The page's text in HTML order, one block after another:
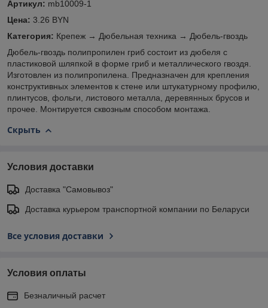
Артикул: mb10009-1
Цена: 3.26 BYN
Категория: Крепеж → Дюбельная техника → Дюбель-гвоздь
Дюбель-гвоздь полипропилен гриб состоит из дюбеля с
пластиковой шляпкой в форме гриб и металлического гвоздя.
Изготовлен из полипропилена. Предназначен для крепления
конструктивных элементов к стене или штукатурному профилю,
плинтусов, фольги, листового металла, деревянных брусов и
прочее. Монтируется сквозным способом монтажа.
Скрыть
Условия доставки
Доставка "Самовывоз"
Доставка курьером транспортной компании по Беларуси
Все условия доставки
Условия оплаты
Безналичный расчет